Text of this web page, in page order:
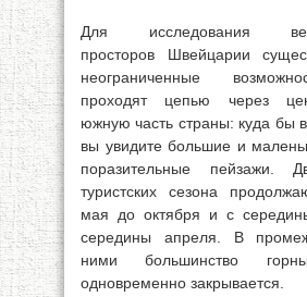
Для исследования
просторов Швейцарии
неограниченные
проходят цепью через
южную часть страны: куда бы
вы увидите большие и
поразительные пейзажи.
туристских сезона
мая до октября и с
середины апреля. В
ними большинство
одновременно закрывается.